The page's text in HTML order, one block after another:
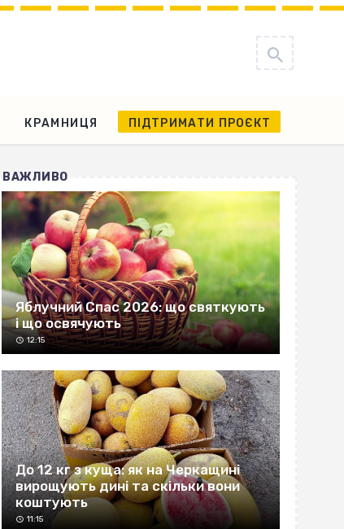
КРАМНИЦЯ ПІДТРИМАТИ ПРОЄКТ
ВАЖЛИВО
Яблучний Спас 2026: що святкують
і що освячують
12:15
До 12 кг з куща: як на Черкащині
вирощують дині та скільки вони
коштують
11:15